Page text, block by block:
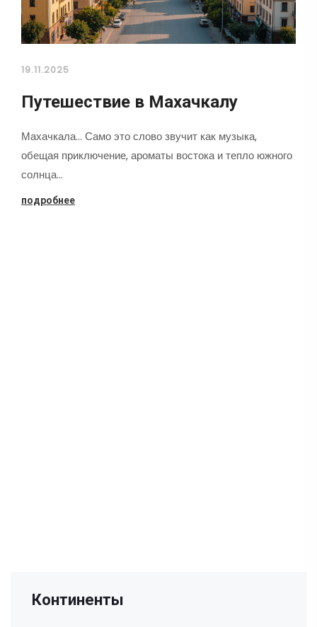
19.11.2025
Путешествие в Махачкалу
Махачкала... Само это слово звучит как музыка,
обещая приключение, ароматы востока и тепло южного
солнца…
подробнее
Континенты